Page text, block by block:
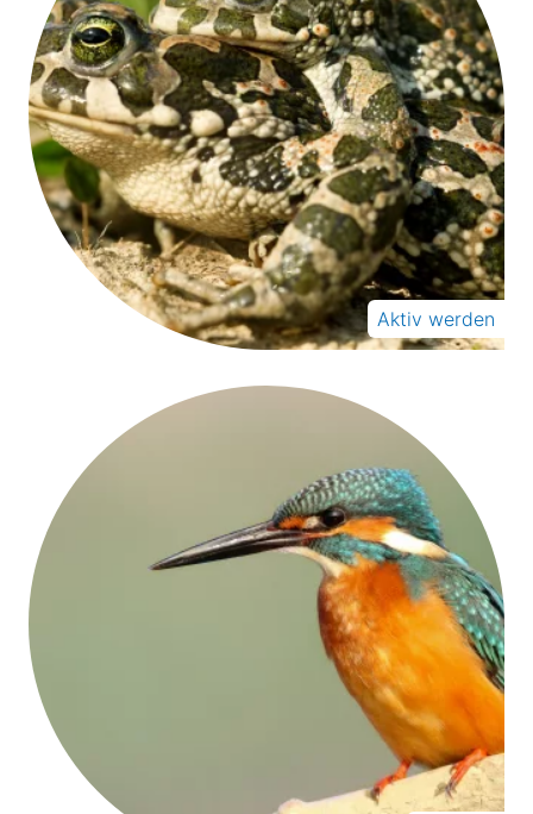
Aktiv werden